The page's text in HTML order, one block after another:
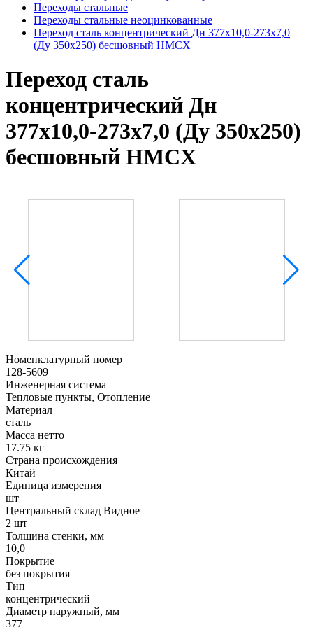
Переходы стальные
Переходы стальные неоцинкованные
Переход сталь концентрический Дн 377х10,0-273х7,0
(Ду 350х250) бесшовный HMCX
Переход сталь
концентрический Дн
377х10,0-273х7,0 (Ду 350х250)
бесшовный HMCX
Номенклатурный номер
128-5609
Инженерная система
Тепловые пункты, Отопление
Материал
сталь
Масса нетто
17.75 кг
Страна происхождения
Китай
Единица измерения
шт
Центральный склад Видное
2 шт
Толщина стенки, мм
10,0
Покрытие
без покрытия
Тип
концентрический
Диаметр наружный, мм
377